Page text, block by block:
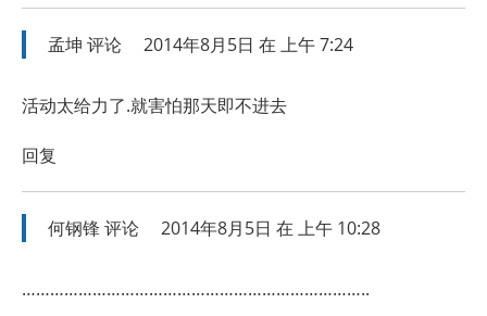
孟坤 评论 2014年8月5日 在 上午 7:24
活动太给力了.就害怕那天即不进去
回复
何钢锋评论 2014年8月5日 在 上午 10:28
………………………………………………………………..